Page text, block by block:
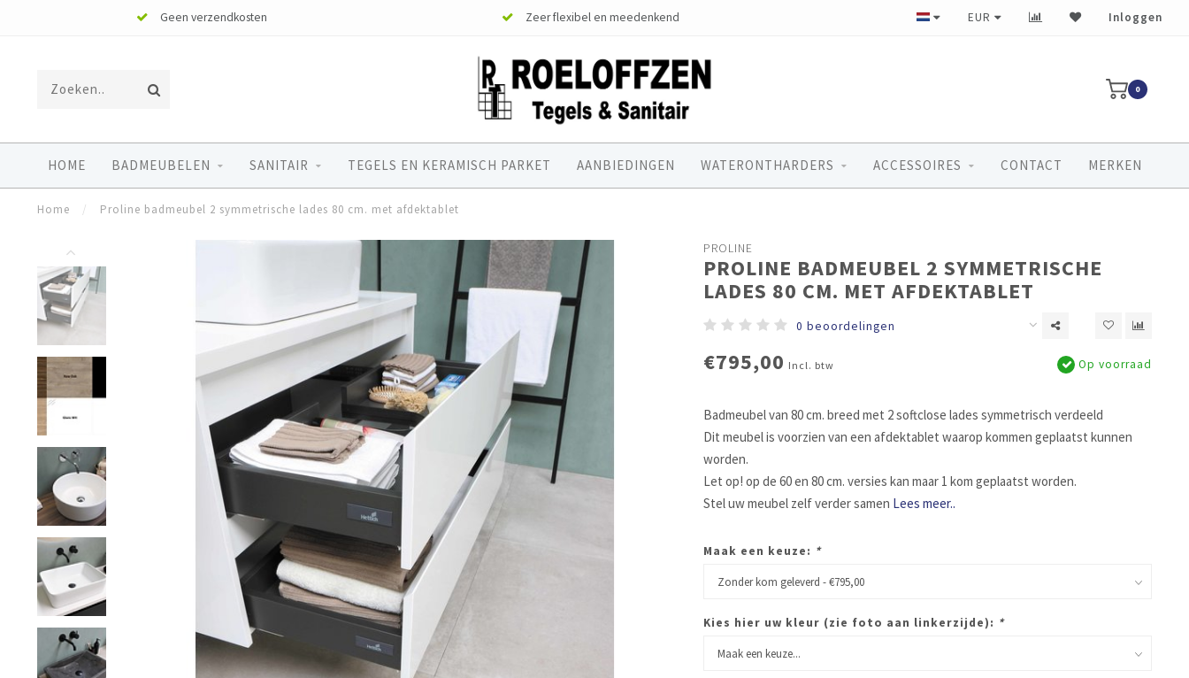
Geen verzendkosten Zeer flexibel en meedenkend Ruim 40 jaar ervaring
EUR Inloggen
0
HOME BADMEUBELEN SANITAIR TEGELS EN KERAMISCH PARKET AANBIEDINGEN WATERONTHARDERS ACCESSOIRES CONTACT MERKEN
Home / Proline badmeubel 2 symmetrische lades 80 cm. met afdektablet
PROLINE
PROLINE BADMEUBEL 2 SYMMETRISCHE
LADES 80 CM. MET AFDEKTABLET
0 beoordelingen
€795,00 Incl. btw Op voorraad
Badmeubel van 80 cm. breed met 2 softclose lades symmetrisch verdeeld
Dit meubel is voorzien van een afdektablet waarop kommen geplaatst kunnen
worden.
Let op! op de 60 en 80 cm. versies kan maar 1 kom geplaatst worden.
Stel uw meubel zelf verder samen Lees meer..
Maak een keuze: *
Kies hier uw kleur (zie foto aan linkerzijde): *